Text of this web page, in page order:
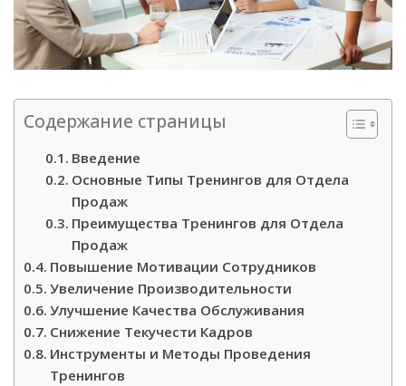
Содержание страницы
Введение
Основные Типы Тренингов для Отдела
Продаж
Преимущества Тренингов для Отдела
Продаж
Повышение Мотивации Сотрудников
Увеличение Производительности
Улучшение Качества Обслуживания
Снижение Текучести Кадров
Инструменты и Методы Проведения
Тренингов